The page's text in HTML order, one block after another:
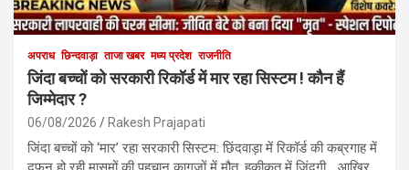
अपराध छिन्दवाड़ा ताजा खबर मध्य प्रदेश राजनीति
जिंदा बच्चों को सरकारी रिकॉर्ड में मार रहा सिस्टम ! कौन हैं
जिम्मेदार ?
06/08/2026 Rakesh Prajapati
जिंदा बच्चों को ‘मार’ रहा सरकारी सिस्टम: छिंदवाड़ा में रिकॉर्ड की कब्रगाह में